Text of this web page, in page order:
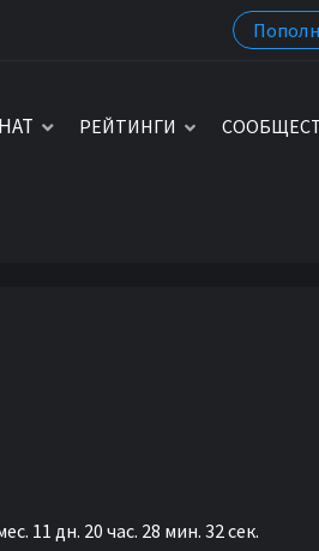
РЕЙТИНГИ
11 дн. 20 час. 28 мин. 32 сек.